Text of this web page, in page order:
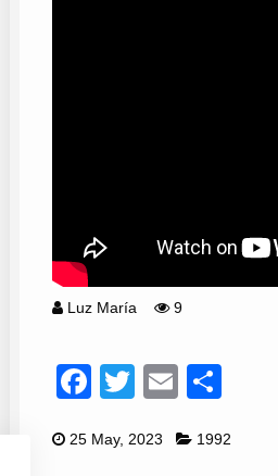
Luz María 9
Facebook
TwitterEmail
25 May, 2023 1992